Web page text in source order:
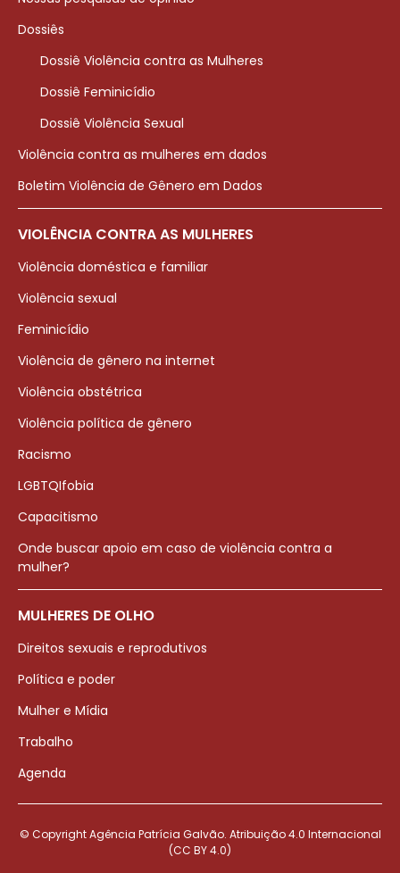
Dossiês
Dossiê Violência contra as Mulheres
Dossiê Feminicídio
Dossiê Violência Sexual
Violência contra as mulheres em dados
Boletim Violência de Gênero em Dados
VIOLÊNCIA CONTRA AS MULHERES
Violência doméstica e familiar
Violência sexual
Feminicídio
Violência de gênero na internet
Violência obstétrica
Violência política de gênero
Racismo
LGBTQIfobia
Capacitismo
Onde buscar apoio em caso de violência contra a
mulher?
MULHERES DE OLHO
Direitos sexuais e reprodutivos
Política e poder
Mulher e Mídia
Trabalho
Agenda
© Copyright Agência Patrícia Galvão. Atribuição 4.0 Internacional
(CC BY 4.0)